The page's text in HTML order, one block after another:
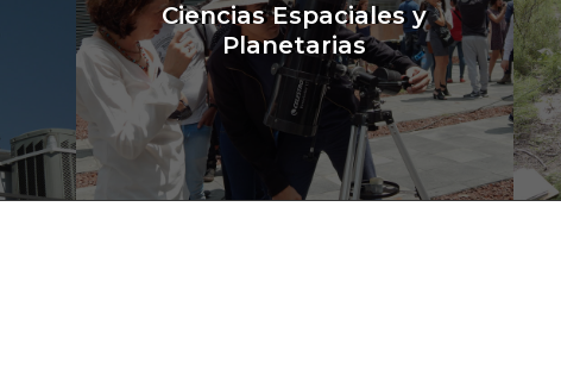
Ciencias Espaciales y
Planetarias